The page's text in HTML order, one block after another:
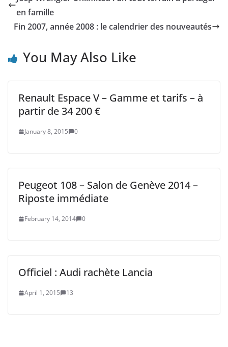
en famille
Fin 2007, année 2008 : le calendrier des nouveautés
You May Also Like
Renault Espace V – Gamme et tarifs – à
partir de 34 200 €
January 8, 2015 0
Peugeot 108 – Salon de Genève 2014 –
Riposte immédiate
February 14, 2014 0
Officiel : Audi rachète Lancia
April 1, 2015 13